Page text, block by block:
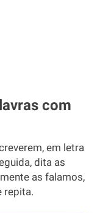
com
em letra
dita as
as falamos,
repita.